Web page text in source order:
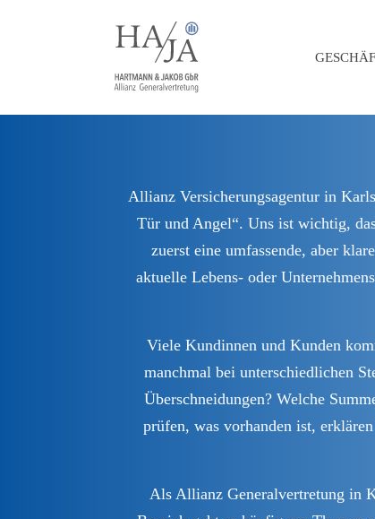
Allianz Versicherungsagentur in
Tür und Angel“. Uns ist wichtig,
zuerst eine umfassende, aber
aktuelle Lebens- oder
Viele Kundinnen und Kunden
manchmal bei unterschiedlichen
Überschneidungen? Welche
prüfen, was vorhanden ist,
Als Allianz Generalvertretung in